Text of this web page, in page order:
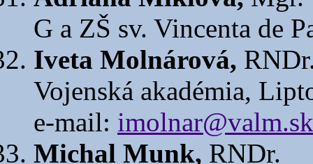
G a ZŠ sv. Vincenta de
Iveta Molnárová,
Vojenská akadémia,
e-mail: imolnar@valm.sk
Michal Munk, RNDr.